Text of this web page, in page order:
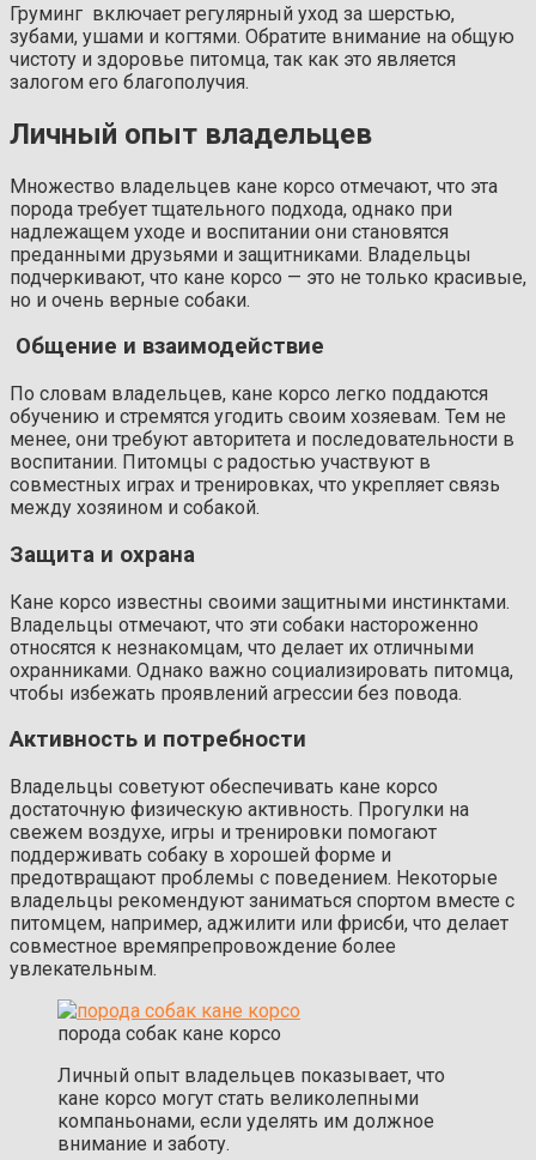
Груминг включает регулярный уход за шерстью,
зубами, ушами и когтями. Обратите внимание на общую
чистоту и здоровье питомца, так как это является
залогом его благополучия.
Личный опыт владельцев
Множество владельцев кане корсо отмечают, что эта
порода требует тщательного подхода, однако при
надлежащем уходе и воспитании они становятся
преданными друзьями и защитниками. Владельцы
подчеркивают, что кане корсо — это не только красивые,
но и очень верные собаки.
Общение и взаимодействие
По словам владельцев, кане корсо легко поддаются
обучению и стремятся угодить своим хозяевам. Тем не
менее, они требуют авторитета и последовательности в
воспитании. Питомцы с радостью участвуют в
совместных играх и тренировках, что укрепляет связь
между хозяином и собакой.
Защита и охрана
Кане корсо известны своими защитными инстинктами.
Владельцы отмечают, что эти собаки настороженно
относятся к незнакомцам, что делает их отличными
охранниками. Однако важно социализировать питомца,
чтобы избежать проявлений агрессии без повода.
Активность и потребности
Владельцы советуют обеспечивать кане корсо
достаточную физическую активность. Прогулки на
свежем воздухе, игры и тренировки помогают
поддерживать собаку в хорошей форме и
предотвращают проблемы с поведением. Некоторые
владельцы рекомендуют заниматься спортом вместе с
питомцем, например, аджилити или фрисби, что делает
совместное времяпрепровождение более
увлекательным.
порода собак кане корсо
Личный опыт владельцев показывает, что
кане корсо могут стать великолепными
компаньонами, если уделять им должное
внимание и заботу.